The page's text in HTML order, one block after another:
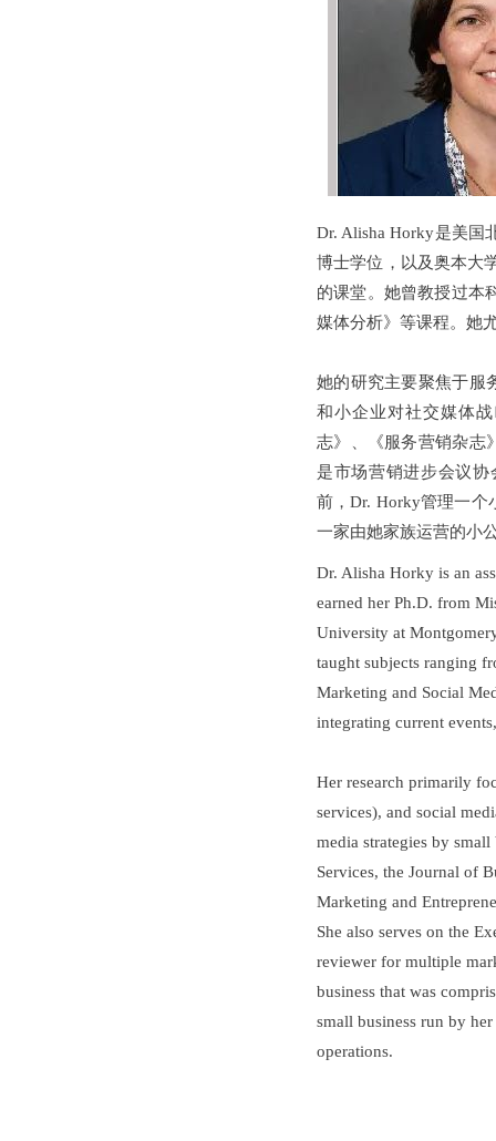
Dr. Alisha Horky是美国
博士学位，以及奥本大
的课堂。她曾教授过本
媒体分析》等课程。她
她的研究主要聚焦于服
和小企业对社交媒体
志》、《服务营销杂志
是市场营销进步会议
前，Dr. Horky管理一个
一家由她家族运营的小
Dr. Alisha Horky is an
earned her Ph.D. from
University at
taught subjects ranging
Marketing and Social
integrating current
Her research primarily
services), and social
media strategies by
Services, the Journal of
Marketing and
She also serves on the
reviewer for multiple
business that was
small business run by
operations.